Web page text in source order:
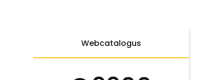
Webcatalogus